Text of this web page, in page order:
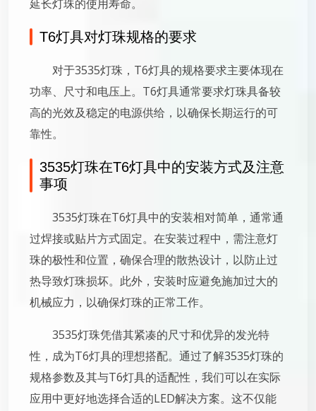
延长灯珠的使用寿命。
T6灯具对灯珠规格的要求
对于3535灯珠，T6灯具的规格要求主要体现在
功率、尺寸和电压上。T6灯具通常要求灯珠具备较
高的光效及稳定的电源供给，以确保长期运行的可
靠性。
3535灯珠在T6灯具中的安装方式及注意
事项
3535灯珠在T6灯具中的安装相对简单，通常通
过焊接或贴片方式固定。在安装过程中，需注意灯
珠的极性和位置，确保合理的散热设计，以防止过
热导致灯珠损坏。此外，安装时应避免施加过大的
机械应力，以确保灯珠的正常工作。
3535灯珠凭借其紧凑的尺寸和优异的发光特
性，成为T6灯具的理想搭配。通过了解3535灯珠的
规格参数及其与T6灯具的适配性，我们可以在实际
应用中更好地选择合适的LED解决方案。这不仅能